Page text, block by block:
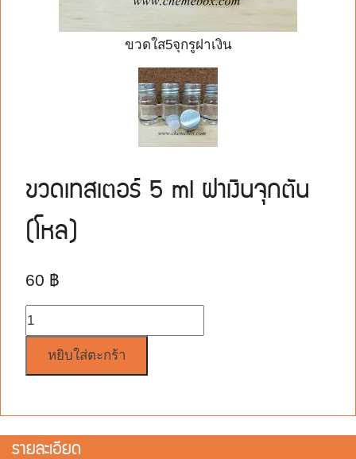
ขวดใส5จุกรูฝาเงิน
ขวดเทสเตอร์ 5 ml ฝาเงินจุกตัน
(โหล)
60 ฿
จำนวน
หยิบใส่ตะกร้า
รายละเอียด